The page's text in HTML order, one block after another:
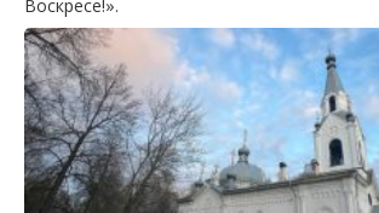
Воскресе!».